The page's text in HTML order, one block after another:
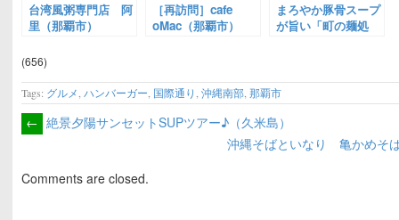
台湾風粥専門店 阿
里（那覇市）
［再訪問］cafe
oMac（那覇市）
まろやか豚骨スープ
が旨い「町の麺処
(656)
Tags: グルメ ,ハンバーガー 国際通り ,沖縄南部 ,那覇市
← 絶景夕陽サンセットSUPツアー♪（久米島）
沖縄そばといなり 亀かめそ
Comments are closed.